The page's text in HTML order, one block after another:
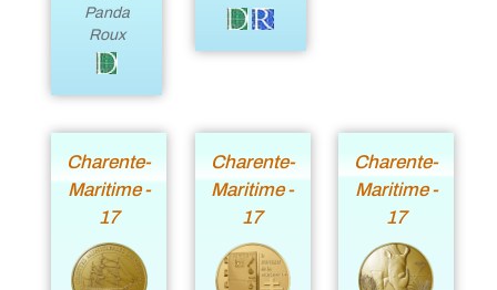
Panda
Roux
Charente-
Maritime -
17
Charente-
Maritime -
17
Charente-
Maritime -
17